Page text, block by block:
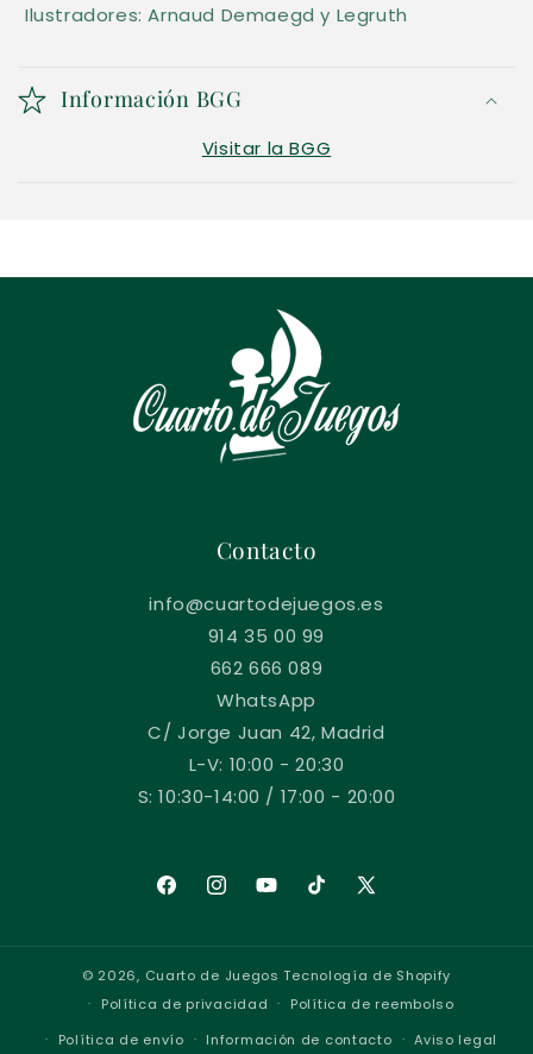
Ilustradores: Arnaud Demaegd y Legruth
Información BGG
Visitar la BGG
Contacto
info@cuartodejuegos.es
914 35 00 99
662 666 089
WhatsApp
C/ Jorge Juan 42, Madrid
L-V: 10:00 - 20:30
S: 10:30-14:00 / 17:00 - 20:00
FacebookInstagramYouTubeTikTokX
© 2026, Cuarto de Juegos Tecnología de Shopify
Política de privacidad
Política de reembolso
Política de envío
Información de contacto Aviso legal